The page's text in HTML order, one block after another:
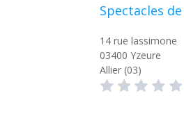
Spectacles
14 rue lassimone
03400 Yzeure
Allier (03)